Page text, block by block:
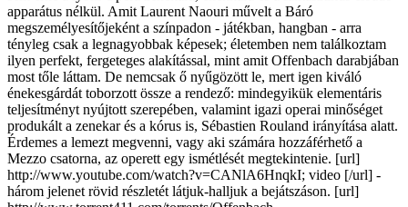
apparátus nélkül. Amit Laurent Naouri művelt a Báró
megszemélyesítőjeként a színpadon - játékban, hangban - arra
tényleg csak a legnagyobbak képesek; életemben nem találkoztam
ilyen perfekt, fergeteges alakítással, mint amit Offenbach darabjában
most tőle láttam. De nemcsak ő nyűgözött le, mert igen kiváló
énekesgárdát toborzott össze a rendező: mindegyikük elementáris
teljesítményt nyújtott szerepében, valamint igazi operai minőséget
produkált a zenekar és a kórus is, Sébastien Rouland irányítása alatt.
Érdemes a lemezt megvenni, vagy aki számára hozzáférhető a
Mezzo csatorna, az operett egy ismétlését megtekintenie. [url]
http://www.youtube.com/watch?v=CANlA6HnqkI; video [/url] -
három jelenet rövid részletét látjuk-halljuk a bejátszáson. [url]